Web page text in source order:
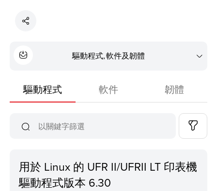
驅動程式, 軟件及韌體
驅動程式 軟件 韌體
用於 Linux 的 UFR II/UFRII LT 印表機
驅動程式版本 6.30